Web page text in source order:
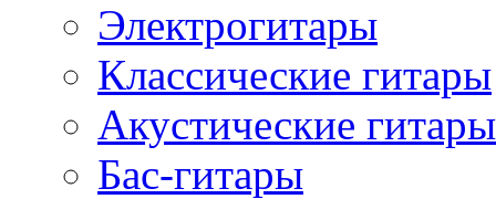
Электрогитары
Классические гитары
Акустические гитары
Бас-гитары